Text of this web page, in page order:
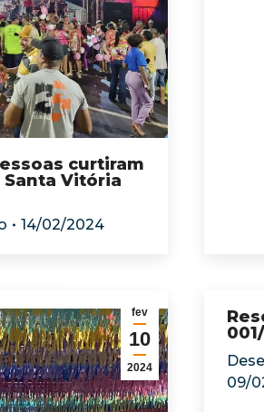
curtiram
Santa Vitória
14/02/2024
fev
10
2024
09/